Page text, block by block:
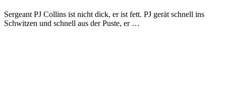
Sergeant PJ Collins ist nicht dick, er ist fett. PJ gerät schnell ins
Schwitzen und schnell aus der Puste, er …